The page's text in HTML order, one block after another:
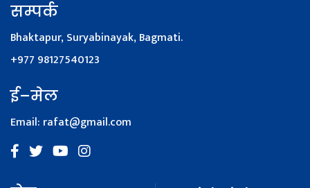
सम्पर्क
Bhaktapur, Suryabinayak, Bagmati.
+977 98127540123
ई–मेल
Email: rafat@gmail.com